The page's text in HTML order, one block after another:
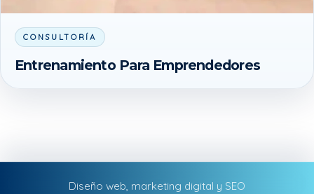
CONSULTORÍA
Entrenamiento Para Emprendedores
Diseño web, marketing digital y SEO